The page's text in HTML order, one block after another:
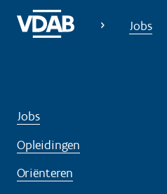
Jobs
Jobs
Opleidingen
Oriënteren